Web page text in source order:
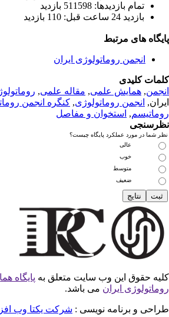
تمام بازديد‌ها: 511598 بازدید
بازديد 24 ساعت قبل: 110 بازدید
های مرتبط
انجمن روماتولوژی ایران
کلیدی
,همایش علمی, مقاله علمی, روماتولوژی
انجمن روماتولوژی ,کنگره انجمن
,استخوان و مفاصل
شما در مورد عملکرد پایگاه چیست؟
عالی
خوب
متوسط
ضعیف
حقوق این وب سایت متعلق بهپایگاه
ایران می باشد.
و برنامه نویسی : شرکت یکتا وب